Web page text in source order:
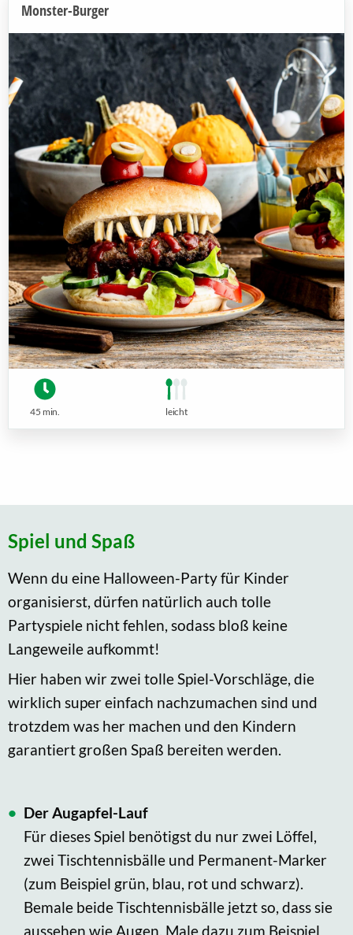
Monster-Burger
45 min. leicht
Spiel und Spaß
Wenn du eine Halloween-Party für Kinder
organisierst, dürfen natürlich auch tolle
Partyspiele nicht fehlen, sodass bloß keine
Langeweile aufkommt!
Hier haben wir zwei tolle Spiel-Vorschläge, die
wirklich super einfach nachzumachen sind und
trotzdem was her machen und den Kindern
garantiert großen Spaß bereiten werden.
Der Augapfel-Lauf
Für dieses Spiel benötigst du nur zwei Löffel,
zwei Tischtennisbälle und Permanent-Marker
(zum Beispiel grün, blau, rot und schwarz).
Bemale beide Tischtennisbälle jetzt so, dass sie
aussehen wie Augen. Male dazu zum Beispiel